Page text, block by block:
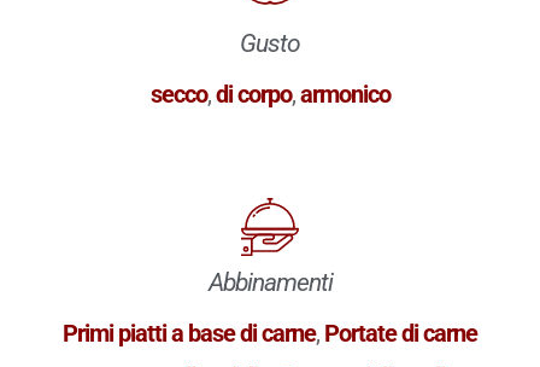
Gusto
secco,di corpo,armonico
Abbinamenti
Primi piatti a base di carne, Portate di carne